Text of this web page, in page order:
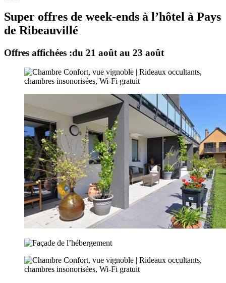
Super offres de week-ends à l’hôtel à Pays
de Ribeauvillé
Offres affichées :du 21 août au 23 août